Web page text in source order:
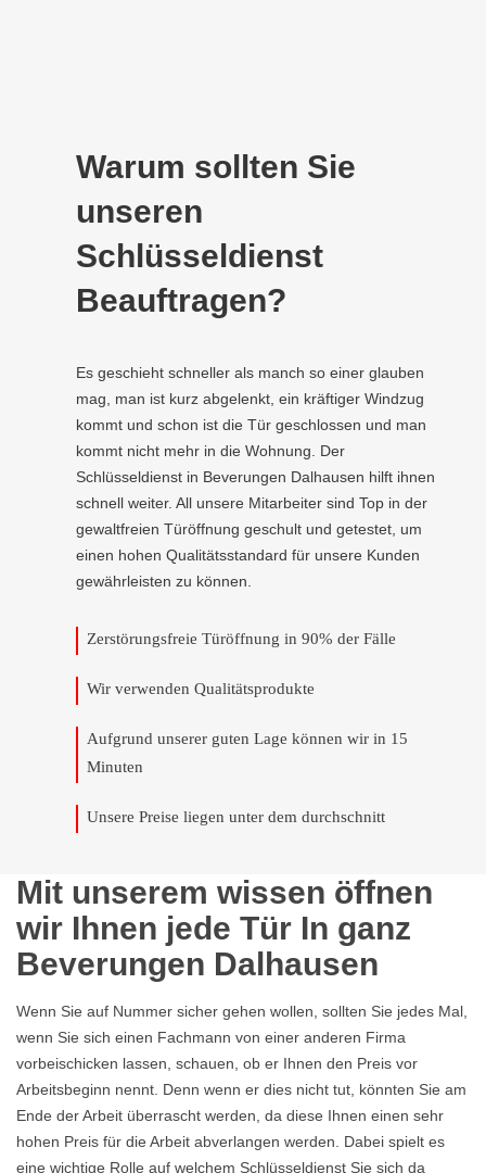
Warum sollten Sie
unseren
Schlüsseldienst
Beauftragen?
Es geschieht schneller als manch so einer glauben
mag, man ist kurz abgelenkt, ein kräftiger Windzug
kommt und schon ist die Tür geschlossen und man
kommt nicht mehr in die Wohnung. Der
Schlüsseldienst in Beverungen Dalhausen hilft ihnen
schnell weiter. All unsere Mitarbeiter sind Top in der
gewaltfreien Türöffnung geschult und getestet, um
einen hohen Qualitätsstandard für unsere Kunden
gewährleisten zu können.
Zerstörungsfreie Türöffnung in 90% der Fälle
Wir verwenden Qualitätsprodukte
Aufgrund unserer guten Lage können wir in 15
Minuten
Unsere Preise liegen unter dem durchschnitt
Mit unserem wissen öffnen
wir Ihnen jede Tür In ganz
Beverungen Dalhausen
Wenn Sie auf Nummer sicher gehen wollen, sollten Sie jedes Mal,
wenn Sie sich einen Fachmann von einer anderen Firma
vorbeischicken lassen, schauen, ob er Ihnen den Preis vor
Arbeitsbeginn nennt. Denn wenn er dies nicht tut, könnten Sie am
Ende der Arbeit überrascht werden, da diese Ihnen einen sehr
hohen Preis für die Arbeit abverlangen werden. Dabei spielt es
eine wichtige Rolle auf welchem Schlüsseldienst Sie sich da